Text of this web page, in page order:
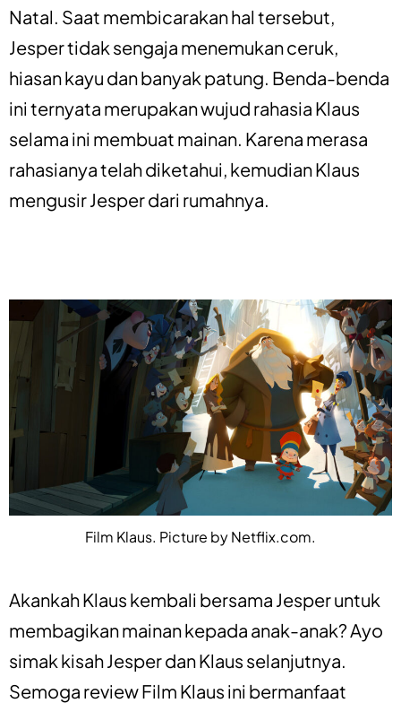
Natal. Saat membicarakan hal tersebut,
Jesper tidak sengaja menemukan ceruk,
hiasan kayu dan banyak patung. Benda-benda
ini ternyata merupakan wujud rahasia Klaus
selama ini membuat mainan. Karena merasa
rahasianya telah diketahui, kemudian Klaus
mengusir Jesper dari rumahnya.
Film Klaus. Picture by Netflix.com.
Akankah Klaus kembali bersama Jesper untuk
membagikan mainan kepada anak-anak? Ayo
simak kisah Jesper dan Klaus selanjutnya.
Semoga review Film Klaus ini bermanfaat